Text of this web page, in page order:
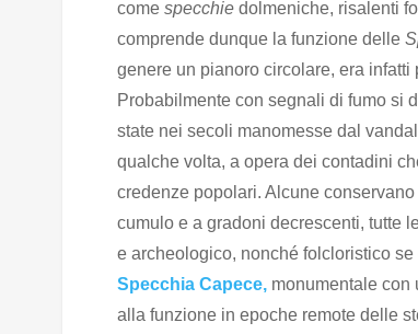
come specchie dolmeniche, risalenti
comprende dunque la funzione delle
genere un pianoro circolare, era
Probabilmente con segnali di fumo si
state nei secoli manomesse dal
qualche volta, a opera dei contadini
credenze popolari. Alcune
cumulo e a gradoni decrescenti, tutte
e archeologico, nonché folcloristico
Specchia Capece, monumentale con
alla funzione in epoche remote delle